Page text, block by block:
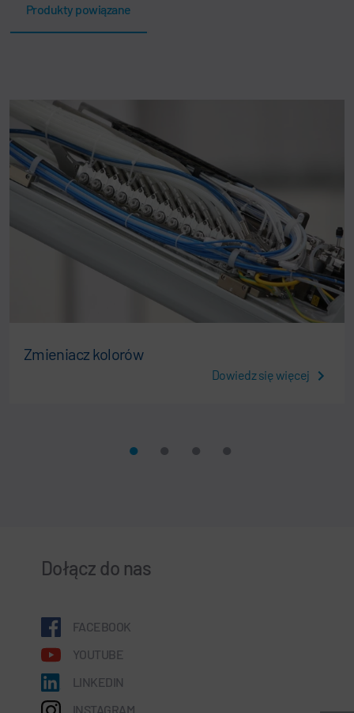
Produkty powiązane
Zmieniacz kolorów
Dowiedz się więcej
Dołącz do nas
FACEBOOK
YOUTUBE
LINKEDIN
INSTAGRAM